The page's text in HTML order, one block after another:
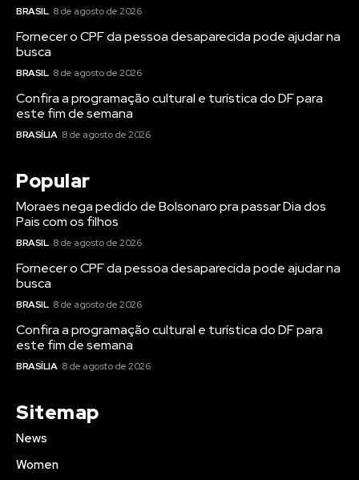
BRASIL 8 de agosto de 2026
Fornecer o CPF da pessoa desaparecida pode ajudar na
busca
BRASIL 8 de agosto de 2026
Confira a programação cultural e turística do DF para
este fim de semana
BRASÍLIA 8 de agosto de 2026
Popular
Moraes nega pedido de Bolsonaro pra passar Dia dos
Pais com os filhos
BRASIL 8 de agosto de 2026
Fornecer o CPF da pessoa desaparecida pode ajudar na
busca
BRASIL 8 de agosto de 2026
Confira a programação cultural e turística do DF para
este fim de semana
BRASÍLIA 8 de agosto de 2026
Sitemap
News
Women